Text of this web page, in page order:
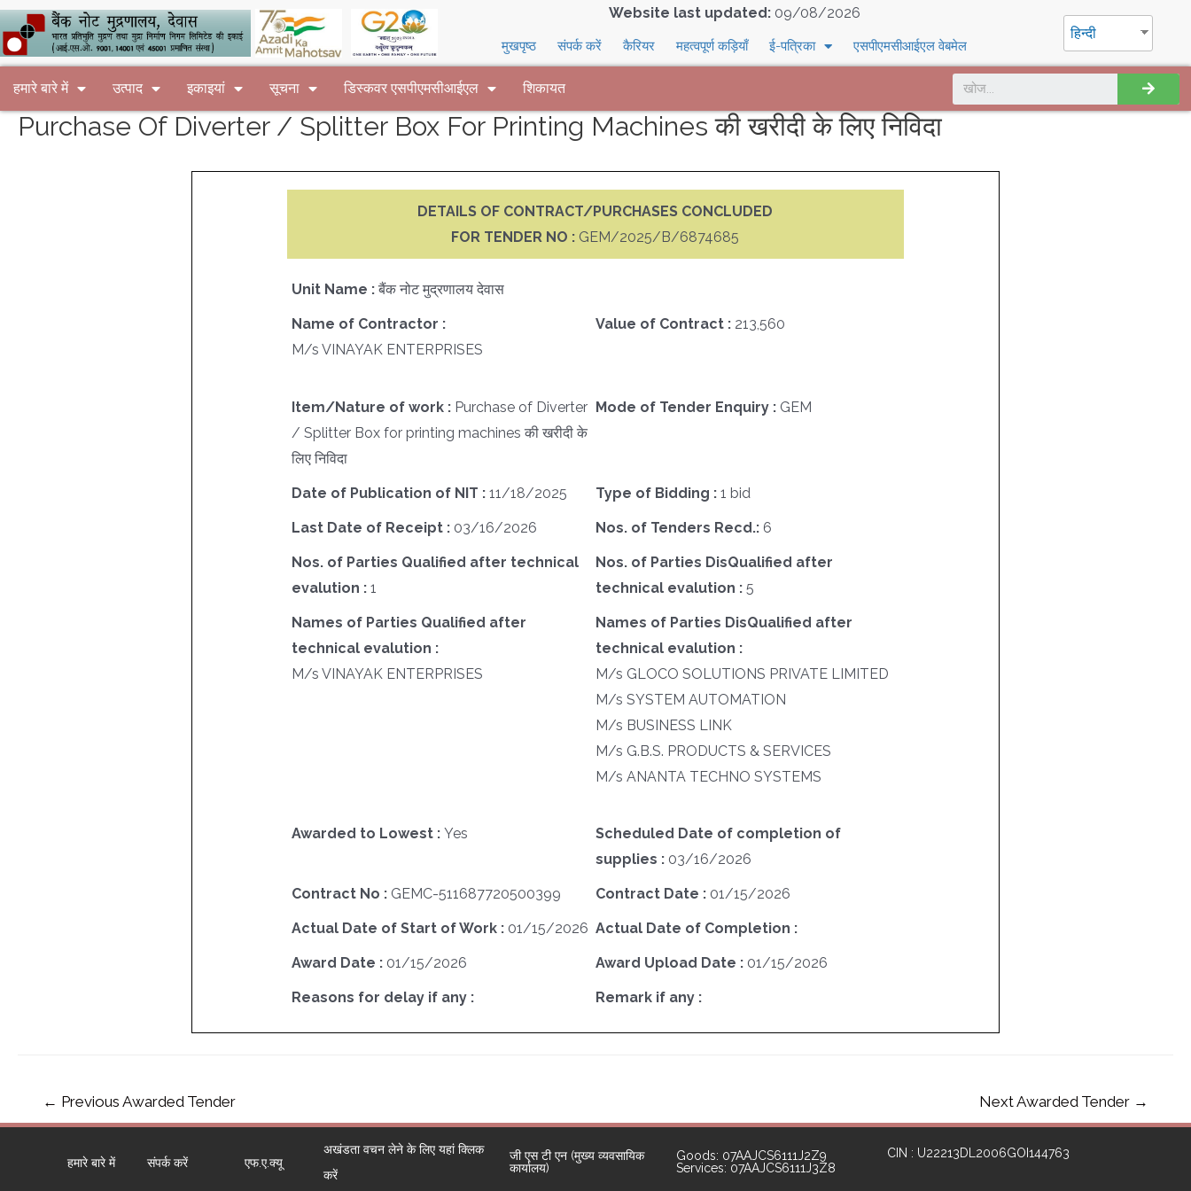
Website last updated: 09/08/2026
मुखपृष्ठ संपर्क करें कैरियर महत्वपूर्ण कड़ियाँ ई-पत्रिका एसपीएमसीआईएल वेबमेल
हिन्दी
हमारे बारे में उत्पाद इकाइयां सूचना डिस्कवर एसपीएमसीआईएल शिकायत
Purchase Of Diverter / Splitter Box For Printing Machines की खरीदी के लिए निविदा
DETAILS OF CONTRACT/PURCHASES CONCLUDED
FOR TENDER NO : GEM/2025/B/6874685
Unit Name : बैंक नोट मुद्रणालय देवास
Name of Contractor :
M/s VINAYAK ENTERPRISES
Value of Contract : 213,560
Item/Nature of work : Purchase of Diverter
/ Splitter Box for printing machines की खरीदी के
लिए निविदा
Mode of Tender Enquiry : GEM
Date of Publication of NIT : 11/18/2025 Type of Bidding : 1 bid
Last Date of Receipt : 03/16/2026 Nos. of Tenders Recd.: 6
Nos. of Parties Qualified after technical
evalution : 1
Nos. of Parties DisQualified after
technical evalution : 5
Names of Parties Qualified after
technical evalution :
M/s VINAYAK ENTERPRISES
Names of Parties DisQualified after
technical evalution :
M/s GLOCO SOLUTIONS PRIVATE LIMITED
M/s SYSTEM AUTOMATION
M/s BUSINESS LINK
M/s G.B.S. PRODUCTS & SERVICES
M/s ANANTA TECHNO SYSTEMS
Awarded to Lowest : Yes
Scheduled Date of completion of
supplies : 03/16/2026
Contract No : GEMC-511687720500399 Contract Date : 01/15/2026
Actual Date of Start of Work : 01/15/2026 Actual Date of Completion :
Award Date : 01/15/2026 Award Upload Date : 01/15/2026
Reasons for delay if any : Remark if any :
← Previous Awarded Tender Next Awarded Tender →
हमारे बारे में संपर्क करें एफ.ए.क्यू
अखंडता वचन लेने के लिए यहां क्लिक
करें
जी एस टी एन (मुख्य व्यवसायिक
कार्यालय)
Goods: 07AAJCS6111J2Z9
Services: 07AAJCS6111J3Z8
CIN : U22213DL2006GOI144763